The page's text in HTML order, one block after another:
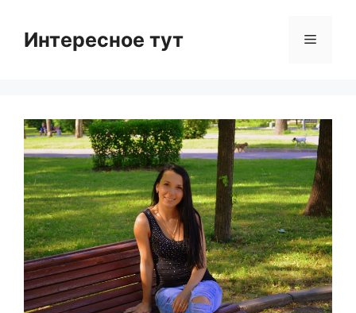
contentИнтересное тут Menu